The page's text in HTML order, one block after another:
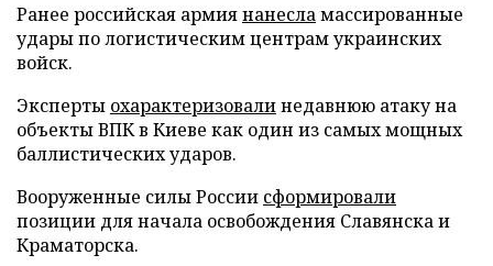
Ранее российская армиянанесламассированные
удары по логистическим центрам украинских
войск.
Эксперты охарактеризовалинедавнюю атаку на
объекты ВПК в Киеве как один из самых мощных
баллистических ударов.
Вооруженные силы России сформировали
позиции для начала освобождения Славянска и
Краматорска.